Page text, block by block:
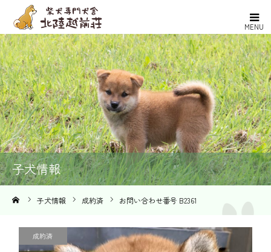
MENU
子犬情報
子犬情報 成約済 お問い合わせ番号 B2361
成約済
ホーム
北陸越前荘とは
ブリーダー紹介
子犬情報
取引の流れ